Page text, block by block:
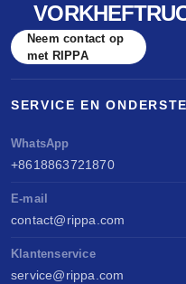
Neem contact op
met RIPPA
SERVICE EN
WhatsApp
+8618863721870
E-mail
contact@rippa.com
Klantenservice
service@rippa.com